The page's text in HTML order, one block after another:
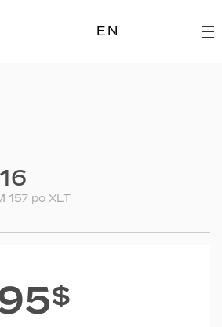
EN
157 po XLT
$